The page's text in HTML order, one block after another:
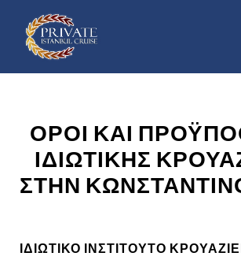
ΌΡΟΙ ΚΑΙ
ΙΔΙΩΤΙΚΉΣ
ΣΤΗΝ
ΙΔΙΩΤΙΚΌ ΙΝΣΤΙΤΟΎΤΟ